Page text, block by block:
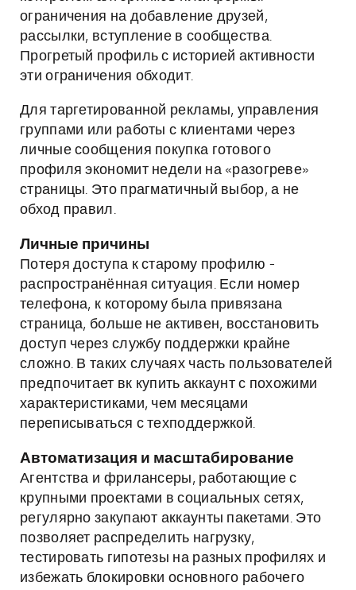
ограничения на добавление друзей,
рассылки, вступление в сообщества.
Прогретый профиль с историей активности
эти ограничения обходит.
Для таргетированной рекламы, управления
группами или работы с клиентами через
личные сообщения покупка готового
профиля экономит недели на «разогреве»
страницы. Это прагматичный выбор, а не
обход правил.
Личные причины
Потеря доступа к старому профилю -
распространённая ситуация. Если номер
телефона, к которому была привязана
страница, больше не активен, восстановить
доступ через службу поддержки крайне
сложно. В таких случаях часть пользователей
предпочитает вк купить аккаунт с похожими
характеристиками, чем месяцами
переписываться с техподдержкой.
Автоматизация и масштабирование
Агентства и фрилансеры, работающие с
крупными проектами в социальных сетях,
регулярно закупают аккаунты пакетами. Это
позволяет распределить нагрузку,
тестировать гипотезы на разных профилях и
избежать блокировки основного рабочего